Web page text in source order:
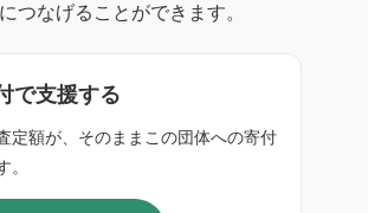
つなげることができます。
で支援する
定額が、そのままこの団体への寄付
。